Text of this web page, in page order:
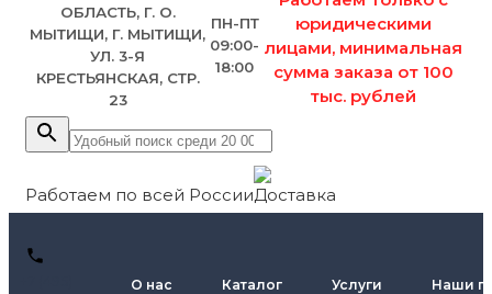
ОБЛАСТЬ, Г. О.
МЫТИЩИ, Г. МЫТИЩИ,
УЛ. 3-Я
КРЕСТЬЯНСКАЯ, СТР.
23
ПН-ПТ
09:00-
18:00
юридическими
лицами, минимальная
сумма заказа от 100
тыс. рублей
Работаем по всей России
О нас Каталог Услуги Наши